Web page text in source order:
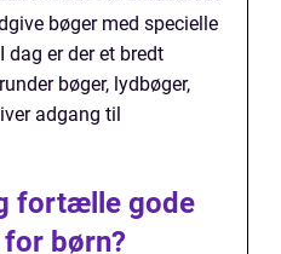
bøger med specielle
er der et bredt
bøger, lydbøger,
adgang til
fortælle gode
børn?